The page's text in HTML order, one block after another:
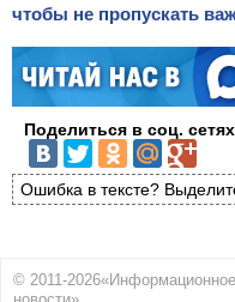
чтобы не пропускать
Поделиться в соц. сетях
Ошибка в тексте?
© 2011-